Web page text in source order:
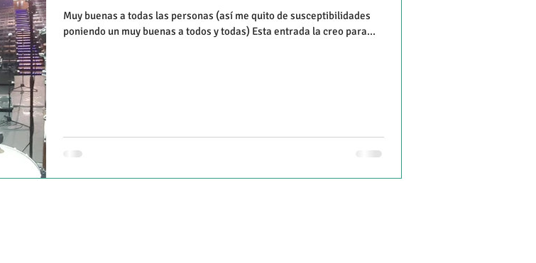
Muy buenas a todas las personas (así me quito de susceptibilidades
poniendo un muy buenas a todos y todas) Esta entrada la creo para...